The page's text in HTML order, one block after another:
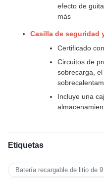
efecto de
más
Casilla de seguridad
Certificado
Circuitos de
sobrecarga,
Incluye una
Etiquetas
Batería recargable de litio de